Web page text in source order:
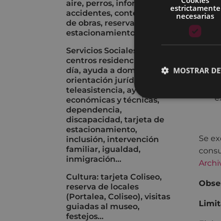
Se
aire, perros, informes de
accidentes, contenedores
de obras, reserva de
estacionamiento...
Servicios Sociales:
centros residenciales y de
día, ayuda a domicilio,
orientación jurídica,
teleasistencia, ayudas
económicas y técnicas,
dependencia,
discapacidad, tarjeta de
estacionamiento,
inclusión, intervención
familiar, igualdad,
inmigración...
Cultura: tarjeta Coliseo,
reserva de locales
(Portalea, Coliseo), visitas
guiadas al museo,
festejos...
estrictamente
necesarias
MOSTRAR